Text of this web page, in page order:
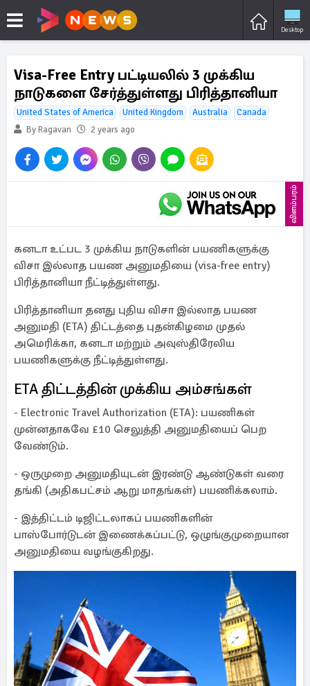
Desktop
Visa-Free Entry பட்டியலில் 3 முக்கிய
நாடுகளை சேர்த்துள்ளது பிரித்தானியா
United States of America United Kingdom Australia
Canada
By Ragavan
2 years ago
விளம்பரம்
கனடா உட்பட 3 முக்கிய நாடுகளின் பயணிகளுக்கு
விசா இல்லாத பயண அனுமதியை (visa-free entry)
பிரித்தானியா நீட்டித்துள்ளது.
பிரித்தானியா தனது புதிய விசா இல்லாத பயண
அனுமதி (ETA) திட்டத்தை புதன்கிழமை முதல்
அமெரிக்கா, கனடா மற்றும் அவுஸ்திரேலிய
பயணிகளுக்கு நீட்டித்துள்ளது.
ETA திட்டத்தின் முக்கிய அம்சங்கள்
- Electronic Travel Authorization (ETA): பயணிகள்
முன்னதாகவே £10 செலுத்தி அனுமதியைப் பெற
வேண்டும்.
- ஒருமுறை அனுமதியுடன் இரண்டு ஆண்டுகள் வரை
தங்கி (அதிகபட்சம் ஆறு மாதங்கள்) பயணிக்கலாம்.
- இத்திட்டம் டிஜிட்டலாகப் பயணிகளின்
பாஸ்போர்டுடன் இணைக்கப்பட்டு, ஒழுங்குமுறையான
அனுமதியை வழங்குகிறது.